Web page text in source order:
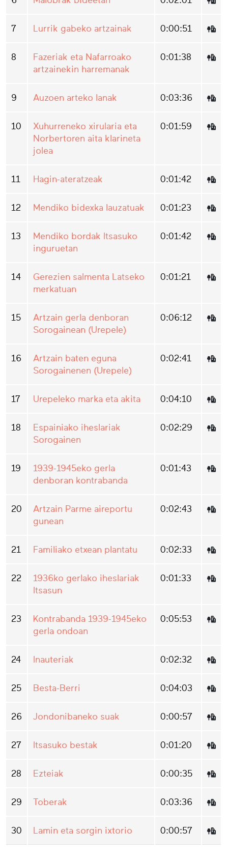
7 Lurrik gabeko artzainak 0:00:51
8
Fazeriak eta Nafarroako
artzainekin harremanak
0:01:38
9 Auzoen arteko lanak 0:03:36
10
Xuhurreneko xirularia eta
Norbertoren aita klarineta
jolea
0:01:59
11 Hagin-ateratzeak 0:01:42
12 Mendiko bidexka lauzatuak 0:01:23
13
Mendiko bordak Itsasuko
inguruetan
0:01:42
14
Gerezien salmenta Latseko
merkatuan
0:01:21
15
Artzain gerla denboran
Sorogainean (Urepele)
0:06:12
16
Artzain baten eguna
Sorogainenen (Urepele)
0:02:41
17 Urepeleko marka eta akita 0:04:10
18
Espainiako iheslariak
Sorogainen
0:02:29
19
1939-1945eko gerla
denboran kontrabanda
0:01:43
20
Artzain Parme aireportu
gunean
0:02:43
21 Familiako etxean plantatu 0:02:33
22
1936ko gerlako iheslariak
Itsasun
0:01:33
23
Kontrabanda 1939-1945eko
gerla ondoan
0:05:53
24 Inauteriak 0:02:32
25 Besta-Berri 0:04:03
26 Jondonibaneko suak 0:00:57
27 Itsasuko bestak 0:01:20
28 Ezteiak 0:00:35
29 Toberak 0:03:36
30 Lamin eta sorgin ixtorio 0:00:57